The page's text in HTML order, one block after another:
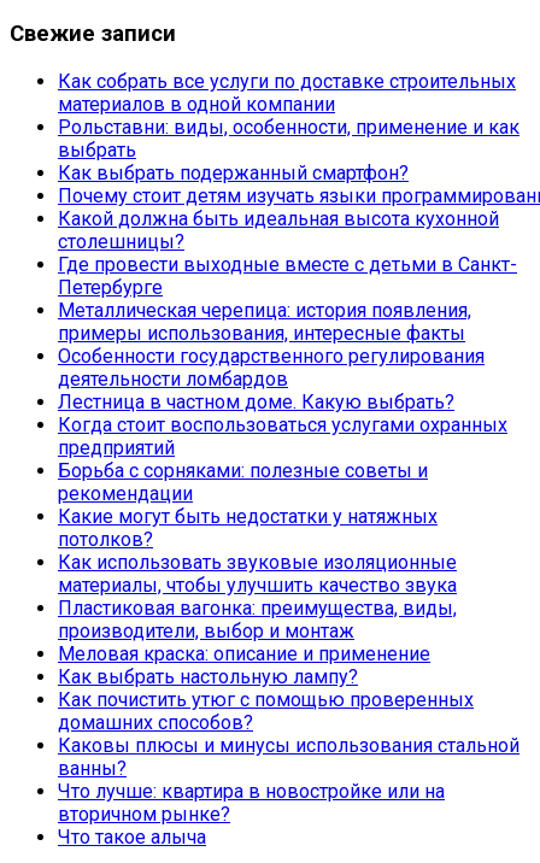
Свежие записи
Как собрать все услуги по доставке строительных
материалов в одной компании
Рольставни: виды, особенности, применение и как
выбрать
Как выбрать подержанный смартфон?
Почему стоит детям изучать языки
Какой должна быть идеальная высота кухонной
столешницы?
Где провести выходные вместе с детьми в Санкт-
Петербурге
Металлическая черепица: история появления,
примеры использования, интересные факты
Особенности государственного регулирования
деятельности ломбардов
Лестница в частном доме. Какую выбрать?
Когда стоит воспользоваться услугами охранных
предприятий
Борьба с сорняками: полезные советы и
рекомендации
Какие могут быть недостатки у натяжных
потолков?
Как использовать звуковые изоляционные
материалы, чтобы улучшить качество звука
Пластиковая вагонка: преимущества, виды,
производители, выбор и монтаж
Меловая краска: описание и применение
Как выбрать настольную лампу?
Как почистить утюг с помощью проверенных
домашних способов?
Каковы плюсы и минусы использования стальной
ванны?
Что лучше: квартира в новостройке или на
вторичном рынке?
Что такое алыча